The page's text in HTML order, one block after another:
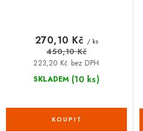
SKLADEM (10 ks)
223,20 Kč bez DPH
270,10 Kč / ks
450,10 Kč